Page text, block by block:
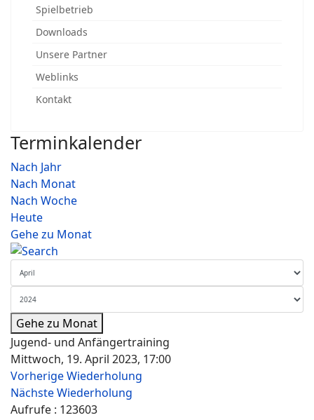
Spielbetrieb
Downloads
Unsere Partner
Weblinks
Kontakt
Terminkalender
Nach Jahr
Nach Monat
Nach Woche
Heute
Gehe zu Monat
Gehe zu Monat
Jugend- und Anfängertraining
Mittwoch, 19. April 2023, 17:00
Vorherige Wiederholung
Nächste Wiederholung
Aufrufe : 123603